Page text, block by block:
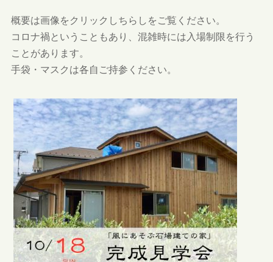
概要は画像をクリックしちらしをご覧ください。
コロナ禍ということもあり、混雑時には入場制限を行う
ことがあります。
手袋・マスクは各自ご持参ください。